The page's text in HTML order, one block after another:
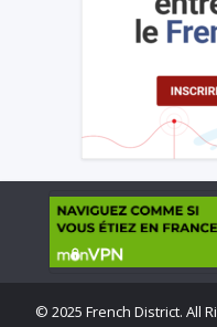
© 2025 French District. All